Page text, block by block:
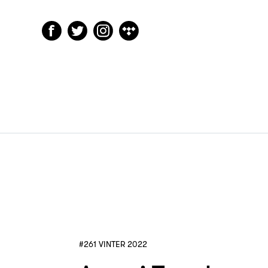
#261 VINTER 2022